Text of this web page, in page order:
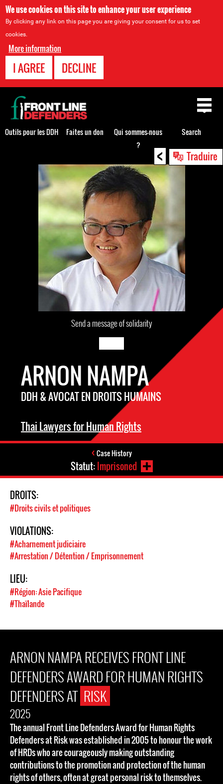
We use cookies on this site to enhance your user experience
By clicking any link on this page you are giving your consent for us to set
cookies.
More information
I AGREE DECLINE
< Traduire
Send a message of solidarity
ARNON NAMPA
DDH & AVOCAT EN DROITS HUMAINS
Thai Lawyers for Human Rights
Case History
Statut:Imprisoned
DROITS:
#Droits civils et politiques
VIOLATIONS:
#Acharnement judiciaire
#Arrestation / Détention / Emprisonnement
LIEU:
#Région: Asie Pacifique
#Thaïlande
ARNON NAMPA RECEIVES FRONT LINE
DEFENDERS AWARD FOR HUMAN RIGHTS
DEFENDERS AT RISK
2025
The annual Front Line Defenders Award for Human Rights
Defenders at Risk was established in 2005 to honour the work
of HRDs who are courageously making outstanding
contributions to the promotion and protection of the human
rights of others, often at great personal risk to themselves.
Back
to
top
Outils pour les DDH Faites un don
Qui sommes-nous
?
Search